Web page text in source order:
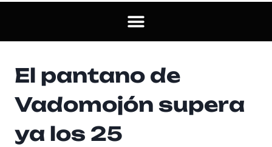
El pantano de
Vadomojón supera
ya los 25